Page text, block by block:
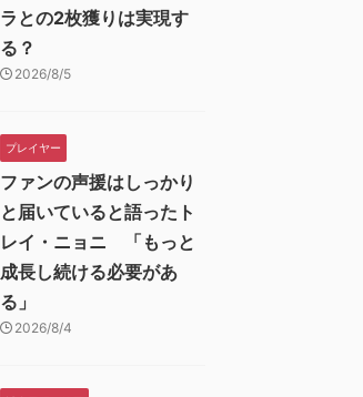
ラとの2枚獲りは実現す
る？
2026/8/5
プレイヤー
ファンの声援はしっかり
と届いていると語ったト
レイ・ニョニ 「もっと
成長し続ける必要があ
る」
2026/8/4